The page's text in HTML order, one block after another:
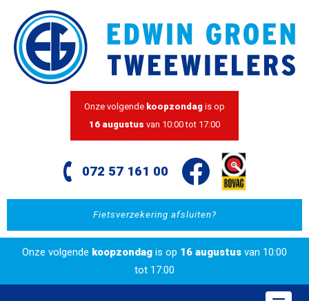
Onze volgende koopzondag is op
16 augustus van 10:00 tot 17:00
Fietsverzekering afsluiten?
072 57 161 00
Onze volgende koopzondag is op 16 augustus van 10:00
tot 17:00